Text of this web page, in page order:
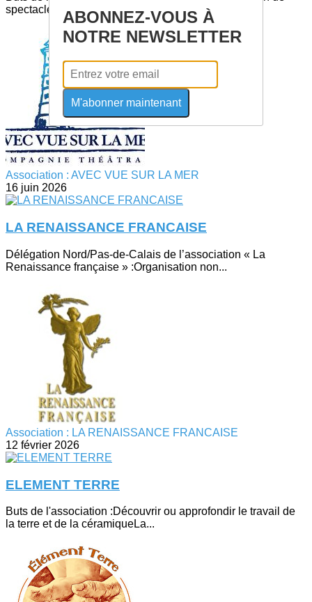
spectacles de théâtre professionnel...
Association : AVEC VUE SUR LA MER
16 juin 2026
LA RENAISSANCE FRANCAISE
Délégation Nord/Pas-de-Calais de l’association « La
Renaissance française » :Organisation non...
Association : LA RENAISSANCE FRANCAISE
12 février 2026
ELEMENT TERRE
Buts de l'association :Découvrir ou approfondir le travail de
la terre et de la céramiqueLa...
ABONNEZ-VOUS À
NOTRE NEWSLETTER
M'abonner maintenant